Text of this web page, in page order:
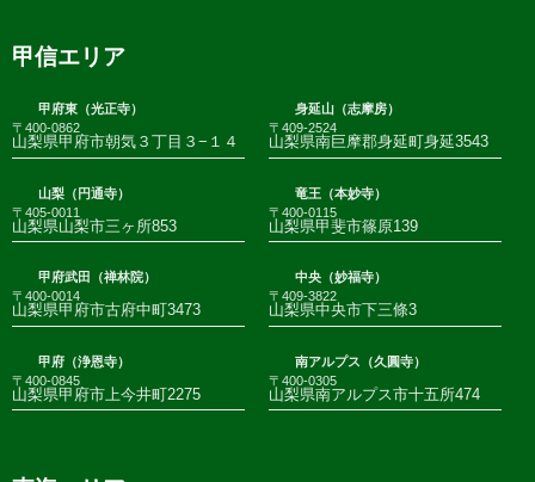
甲信エリア
甲府東（光正寺）
〒400-0862
山梨県甲府市朝気３丁目３−１４
身延山（志摩房）
〒409-2524
山梨県南巨摩郡身延町身延3543
山梨（円通寺）
〒405-0011
山梨県山梨市三ヶ所853
竜王（本妙寺）
〒400-0115
山梨県甲斐市篠原139
甲府武田（禅林院）
〒400-0014
山梨県甲府市古府中町3473
中央（妙福寺）
〒409-3822
山梨県中央市下三條3
甲府（浄恩寺）
〒400-0845
山梨県甲府市上今井町2275
南アルプス（久圓寺）
〒400-0305
山梨県南アルプス市十五所474